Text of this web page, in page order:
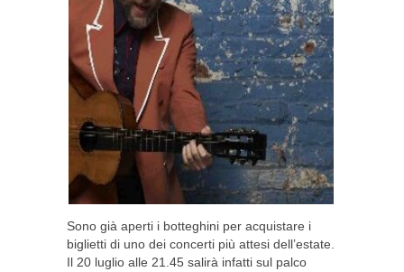
Sono già aperti i botteghini per acquistare i
biglietti di uno dei concerti più attesi dell’estate.
Il 20 luglio alle 21.45 salirà infatti sul palco